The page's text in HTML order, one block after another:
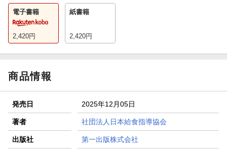
電子書籍
2,420円
紙書籍
2,420円
商品情報
発売日 2025年12月05日
著者 社団法人日本給食指導協会
出版社 第一出版株式会社